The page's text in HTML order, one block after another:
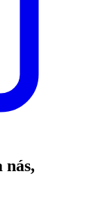
nás,